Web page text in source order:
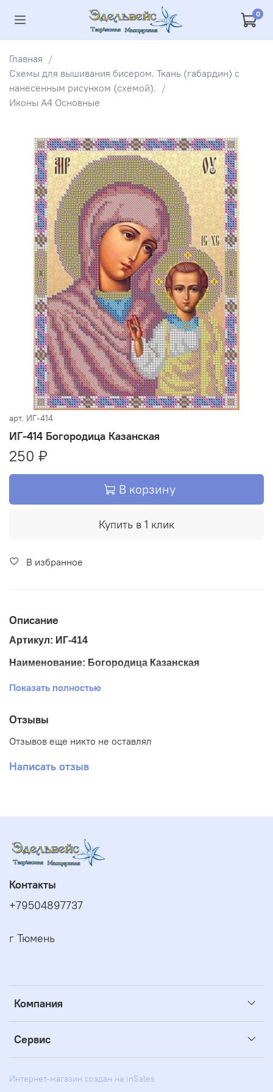
0
Главная
Схемы для вышивания бисером. Ткань (габардин) с
нанесенным рисунком (схемой).
Иконы А4 Основные
арт. ИГ-414
ИГ-414 Богородица Казанская
250 ₽
В корзину
Купить в 1 клик
В избранное
Описание
Артикул: ИГ-414
Наименование: Богородица Казанская
Размер ткани 25*33 см.
Показать полностью
Отзывы
Отзывов еще никто не оставлял
Написать отзыв
Компания
Сервис
Контакты
+79504897737
г Тюмень
Интернет-магазин создан на inSales